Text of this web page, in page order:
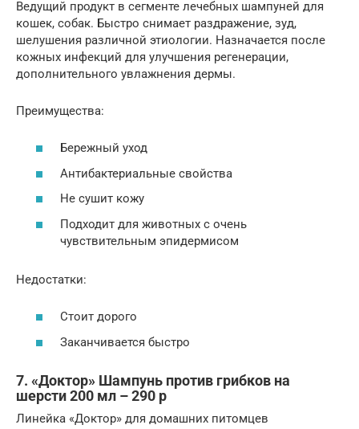
Ведущий продукт в сегменте лечебных шампуней для
кошек, собак. Быстро снимает раздражение, зуд,
шелушения различной этиологии. Назначается после
кожных инфекций для улучшения регенерации,
дополнительного увлажнения дермы.
Преимущества:
Бережный уход
Антибактериальные свойства
Не сушит кожу
Подходит для животных с очень
чувствительным эпидермисом
Недостатки:
Стоит дорого
Заканчивается быстро
7. «Доктор» Шампунь против грибков на
шерсти 200 мл – 290 р
Линейка «Доктор» для домашних питомцев